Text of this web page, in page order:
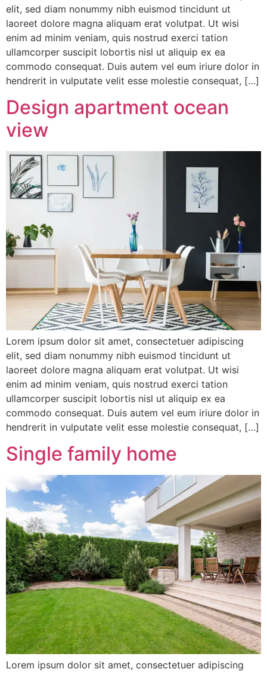
elit, sed diam nonummy nibh euismod tincidunt ut
laoreet dolore magna aliquam erat volutpat. Ut wisi
enim ad minim veniam, quis nostrud exerci tation
ullamcorper suscipit lobortis nisl ut aliquip ex ea
commodo consequat. Duis autem vel eum iriure dolor in
hendrerit in vulputate velit esse molestie consequat, […]
Design apartment ocean
view
Lorem ipsum dolor sit amet, consectetuer adipiscing
elit, sed diam nonummy nibh euismod tincidunt ut
laoreet dolore magna aliquam erat volutpat. Ut wisi
enim ad minim veniam, quis nostrud exerci tation
ullamcorper suscipit lobortis nisl ut aliquip ex ea
commodo consequat. Duis autem vel eum iriure dolor in
hendrerit in vulputate velit esse molestie consequat, […]
Single family home
Lorem ipsum dolor sit amet, consectetuer adipiscing